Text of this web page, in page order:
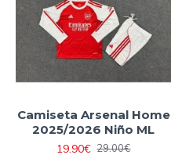
Camiseta Arsenal Home
2025/2026 Niño ML
19.90€ 29.00€